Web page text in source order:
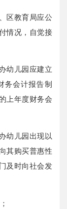
区教育局应公
情况，自觉接
幼儿园应建立
务会计报告制
上年度财务会
幼儿园出现以
其购买普惠性
及时向社会发